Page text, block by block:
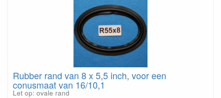
Rubber rand van 8 x 5,5 inch, voor een
conusmaat van 16/10,1
Let op: ovale rand